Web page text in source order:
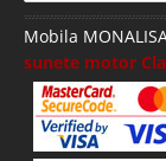
Mobila
sunete motor